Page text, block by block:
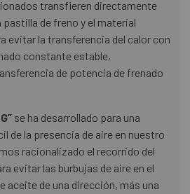
transfieren directamente
de freno y el material
evitar la transferencia del calor con
constante estable,
de potencia de frenado
se ha desarrollado para una
de la presencia de aire en nuestro
racionalizado el recorrido del
evitar las burbujas de aire en el
aceite de una dirección, más una